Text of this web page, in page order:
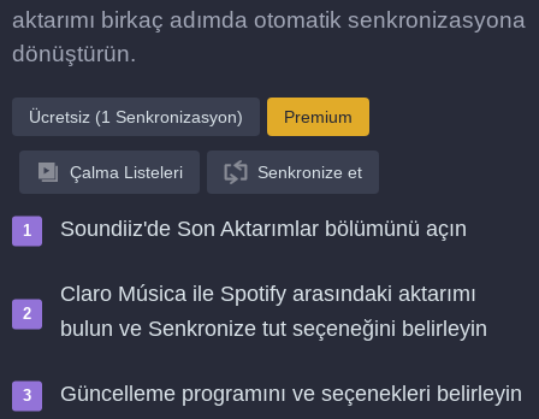
aktarımı birkaç adımda otomatik senkronizasyona
dönüştürün.
Ücretsiz (1 Senkronizasyon) Premium
Çalma Listeleri Senkronize et
Soundiiz'de Son Aktarımlar bölümünü açın
Claro Música ile Spotify arasındaki aktarımı
bulun ve Senkronize tut seçeneğini belirleyin
Güncelleme programını ve seçenekleri belirleyin